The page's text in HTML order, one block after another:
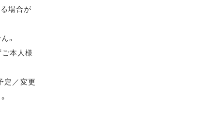
場合が
。
本人様
定／変更